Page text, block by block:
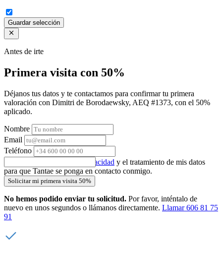
Guardar selección
Antes de irte
Primera visita con 50%
Déjanos tus datos y te contactamos para confirmar tu primera
valoración con Dimitri de Borodaewsky, AEQ #1373, con el 50%
aplicado.
Nombre
Email
Teléfono
política de privacidad y el tratamiento de mis datos
para que Tantae se ponga en contacto conmigo.
Solicitar mi primera visita 50%
No hemos podido enviar tu solicitud. Por favor, inténtalo de
nuevo en unos segundos o llámanos directamente. Llamar 606 81 75
91